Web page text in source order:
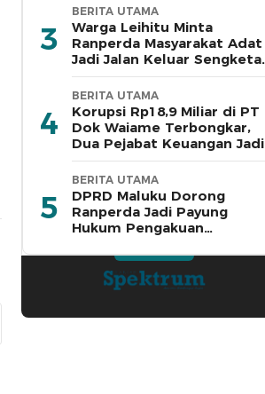
3
BERITA UTAMA
Warga Leihitu Minta
Ranperda Masyarakat Adat
Jadi Jalan Keluar Sengketa
Enam Dusun Tanjung Sial
4
BERITA UTAMA
Korupsi Rp18,9 Miliar di PT
Dok Waiame Terbongkar,
Dua Pejabat Keuangan Jadi
Tersangka
5
BERITA UTAMA
DPRD Maluku Dorong
Ranperda Jadi Payung
Hukum Pengakuan